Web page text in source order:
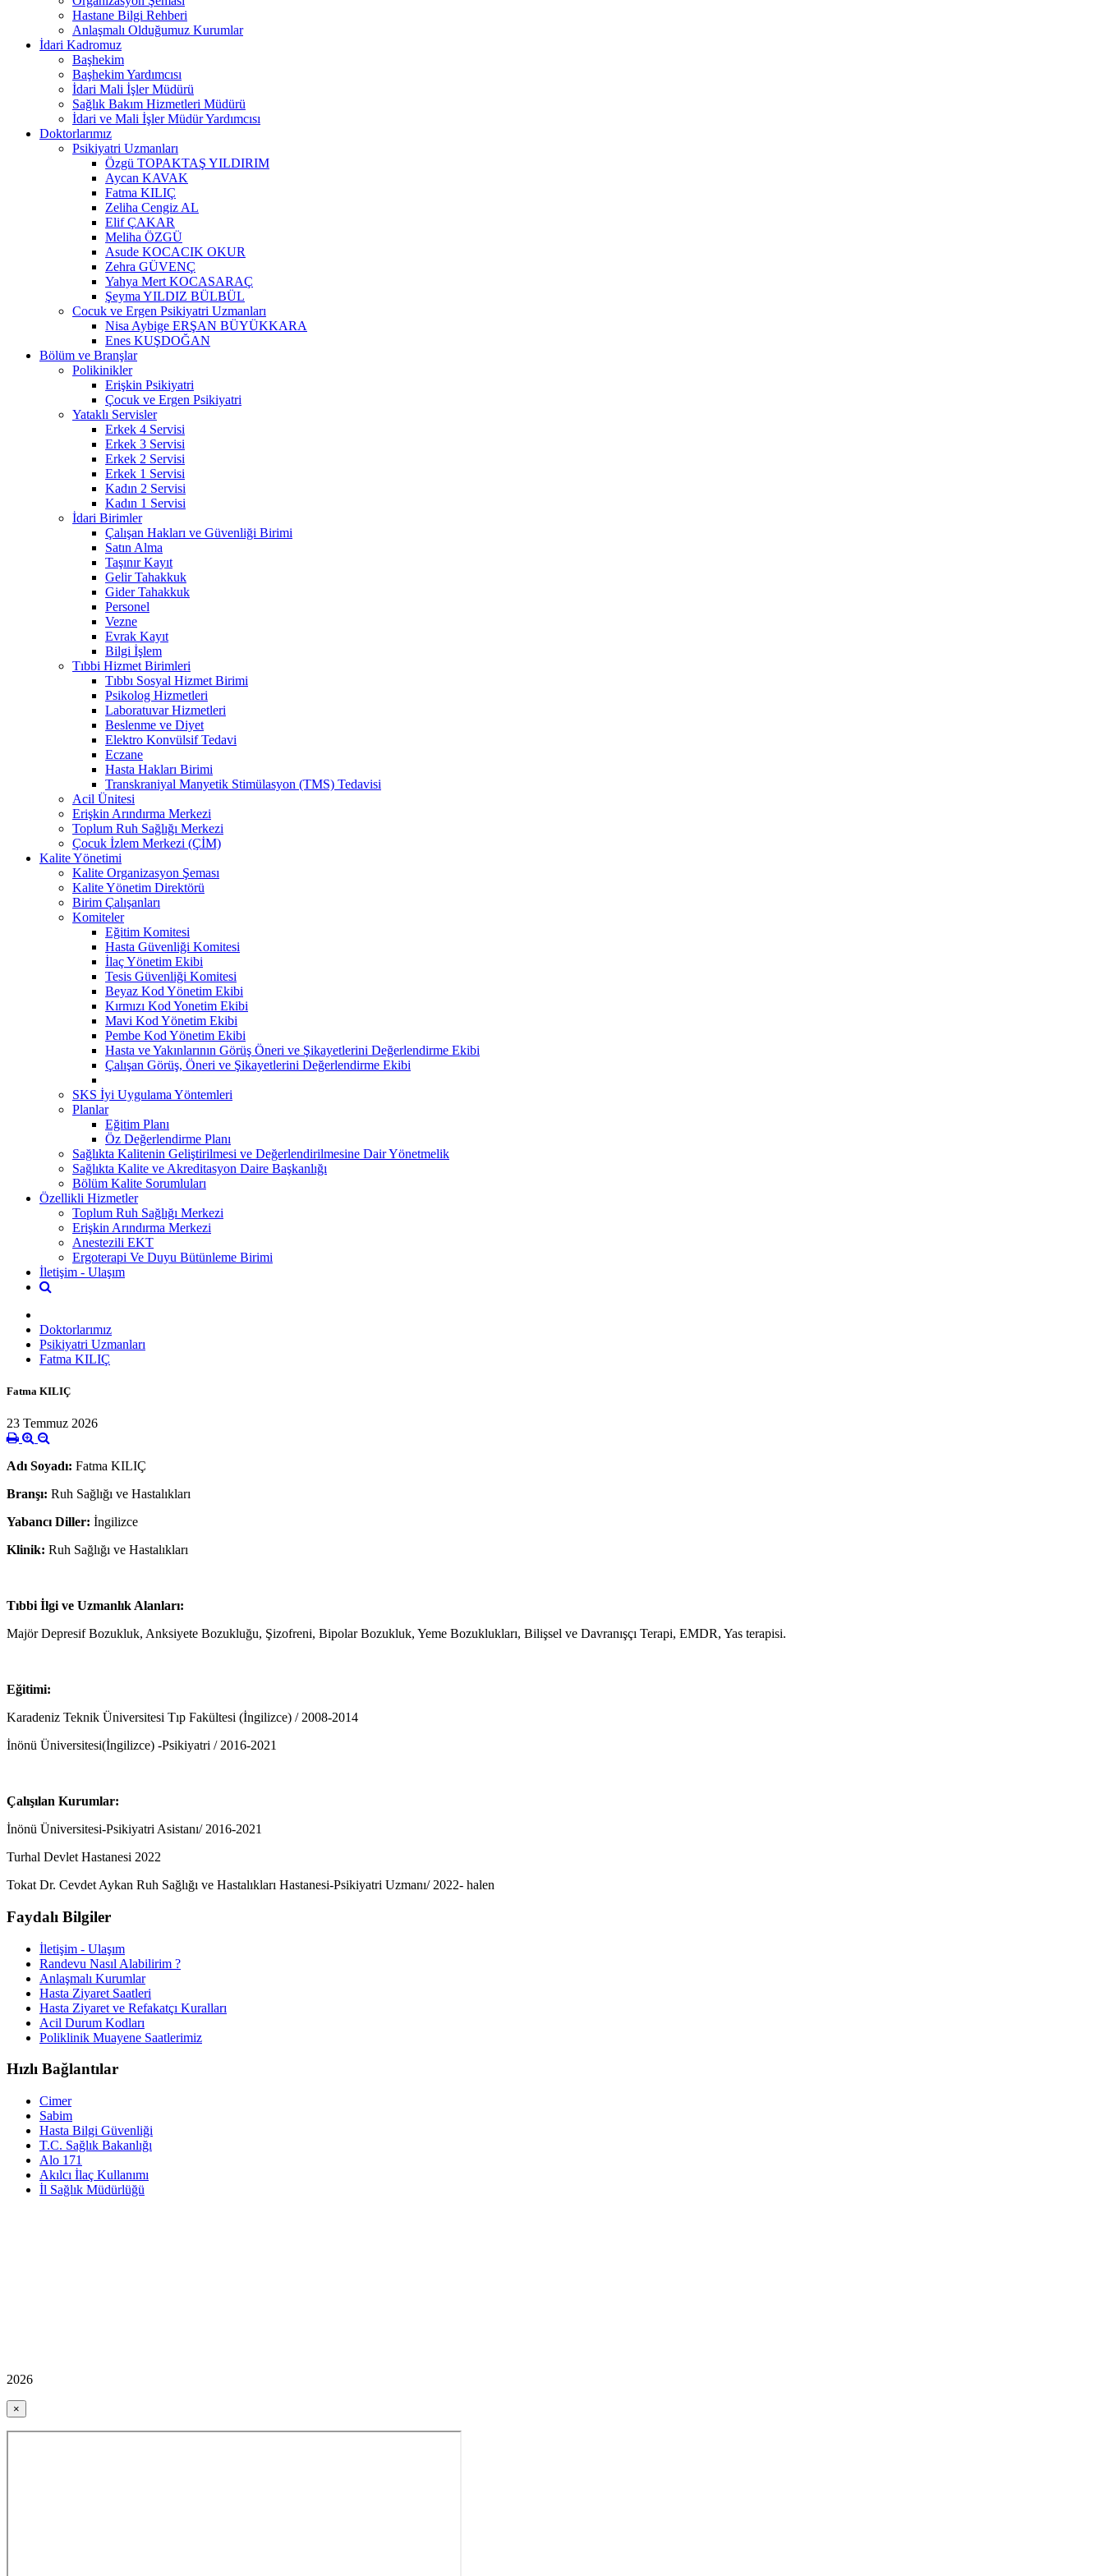
Hastane Bilgi Rehberi
Anlaşmalı Olduğumuz Kurumlar
İdari Kadromuz
Başhekim
Başhekim Yardımcısı
İdari Mali İşler Müdürü
Sağlık Bakım Hizmetleri Müdürü
İdari ve Mali İşler Müdür Yardımcısı
Doktorlarımız
Psikiyatri Uzmanları
Özgü TOPAKTAŞ YILDIRIM
Aycan KAVAK
Fatma KILIÇ
Zeliha Cengiz AL
Elif ÇAKAR
Meliha ÖZGÜ
Asude KOCACIK OKUR
Zehra GÜVENÇ
Yahya Mert KOCASARAÇ
Şeyma YILDIZ BÜLBÜL
Cocuk ve Ergen Psikiyatri Uzmanları
Nisa Aybige ERŞAN BÜYÜKKARA
Enes KUŞDOĞAN
Bölüm ve Branşlar
Polikinikler
Erişkin Psikiyatri
Çocuk ve Ergen Psikiyatri
Yataklı Servisler
Erkek 4 Servisi
Erkek 3 Servisi
Erkek 2 Servisi
Erkek 1 Servisi
Kadın 2 Servisi
Kadın 1 Servisi
İdari Birimler
Çalışan Hakları ve Güvenliği Birimi
Satın Alma
Taşınır Kayıt
Gelir Tahakkuk
Gider Tahakkuk
Personel
Vezne
Evrak Kayıt
Bilgi İşlem
Tıbbi Hizmet Birimleri
Tıbbı Sosyal Hizmet Birimi
Psikolog Hizmetleri
Laboratuvar Hizmetleri
Beslenme ve Diyet
Elektro Konvülsif Tedavi
Eczane
Hasta Hakları Birimi
Transkraniyal Manyetik Stimülasyon (TMS) Tedavisi
Acil Ünitesi
Erişkin Arındırma Merkezi
Toplum Ruh Sağlığı Merkezi
Çocuk İzlem Merkezi (ÇİM)
Kalite Yönetimi
Kalite Organizasyon Şeması
Kalite Yönetim Direktörü
Birim Çalışanları
Komiteler
Eğitim Komitesi
Hasta Güvenliği Komitesi
İlaç Yönetim Ekibi
Tesis Güvenliği Komitesi
Beyaz Kod Yönetim Ekibi
Kırmızı Kod Yonetim Ekibi
Mavi Kod Yönetim Ekibi
Pembe Kod Yönetim Ekibi
Hasta ve Yakınlarının Görüş Öneri ve Şikayetlerini Değerlendirme Ekibi
Çalışan Görüş, Öneri ve Şikayetlerini Değerlendirme Ekibi
SKS İyi Uygulama Yöntemleri
Planlar
Eğitim Planı
Öz Değerlendirme Planı
Sağlıkta Kalitenin Geliştirilmesi ve Değerlendirilmesine Dair Yönetmelik
Sağlıkta Kalite ve Akreditasyon Daire Başkanlığı
Bölüm Kalite Sorumluları
Özellikli Hizmetler
Toplum Ruh Sağlığı Merkezi
Erişkin Arındırma Merkezi
Anestezili EKT
Ergoterapi Ve Duyu Bütünleme Birimi
İletişim - Ulaşım
Doktorlarımız
Psikiyatri Uzmanları
Fatma KILIÇ
Fatma KILIÇ
23 Temmuz 2026
Adı Soyadı: Fatma KILIÇ
Branşı: Ruh Sağlığı ve Hastalıkları
Yabancı Diller: İngilizce
Klinik: Ruh Sağlığı ve Hastalıkları
Tıbbi İlgi ve Uzmanlık Alanları:
Majör Depresif Bozukluk, Anksiyete Bozukluğu, Şizofreni, Bipolar Bozukluk, Yeme Bozuklukları, Bilişsel ve Davranışçı Terapi, EMDR, Yas terapisi.
Eğitimi:
Karadeniz Teknik Üniversitesi Tıp Fakültesi (İngilizce) / 2008-2014
İnönü Üniversitesi(İngilizce) -Psikiyatri / 2016-2021
Çalışılan Kurumlar:
İnönü Üniversitesi-Psikiyatri Asistanı/ 2016-2021
Turhal Devlet Hastanesi 2022
Tokat Dr. Cevdet Aykan Ruh Sağlığı ve Hastalıkları Hastanesi-Psikiyatri Uzmanı/ 2022- halen
Faydalı Bilgiler
İletişim - Ulaşım
Randevu Nasıl Alabilirim ?
Anlaşmalı Kurumlar
Hasta Ziyaret Saatleri
Hasta Ziyaret ve Refakatçı Kuralları
Acil Durum Kodları
Poliklinik Muayene Saatlerimiz
Hızlı Bağlantılar
Cimer
Sabim
Hasta Bilgi Güvenliği
T.C. Sağlık Bakanlığı
Alo 171
Akılcı İlaç Kullanımı
İl Sağlık Müdürlüğü
2026
×